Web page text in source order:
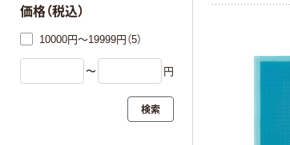
価格（税込）
10000円～19999円（5）
〜 円
検索